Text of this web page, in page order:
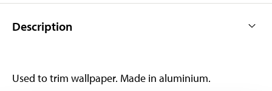
Description
Used to trim wallpaper. Made in aluminium.